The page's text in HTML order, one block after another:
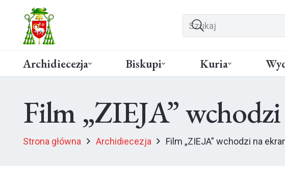
Archidiecezja Biskupi Kuria
Film „ZIEJA”
Strona główna Archidiecezja Film „ZIEJA” wchodzi na